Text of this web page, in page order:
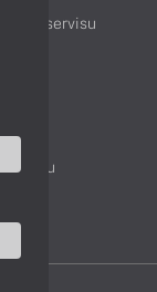
Cenník servisu
tovaru